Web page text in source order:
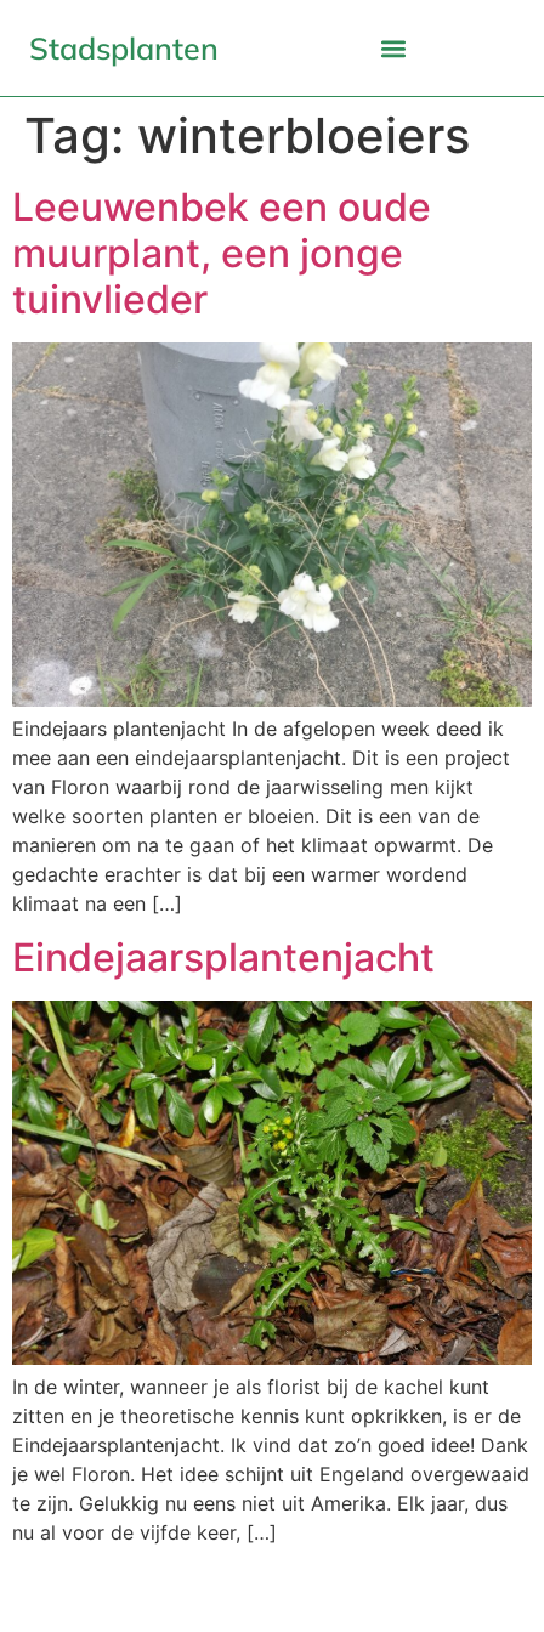
Stadsplanten
Tag: winterbloeiers
Leeuwenbek een oude
muurplant, een jonge
tuinvlieder
Eindejaars plantenjacht In de afgelopen week deed ik
mee aan een eindejaarsplantenjacht. Dit is een project
van Floron waarbij rond de jaarwisseling men kijkt
welke soorten planten er bloeien. Dit is een van de
manieren om na te gaan of het klimaat opwarmt. De
gedachte erachter is dat bij een warmer wordend
klimaat na een […]
Eindejaarsplantenjacht
In de winter, wanneer je als florist bij de kachel kunt
zitten en je theoretische kennis kunt opkrikken, is er de
Eindejaarsplantenjacht. Ik vind dat zo’n goed idee! Dank
je wel Floron. Het idee schijnt uit Engeland overgewaaid
te zijn. Gelukkig nu eens niet uit Amerika. Elk jaar, dus
nu al voor de vijfde keer, […]